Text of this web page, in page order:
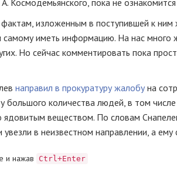
изложенным в поступившей к ним
иметь информацию. На нас много
Но сейчас комментировать пока
направил в прокуратуру жалобуна
большого количества людей, в том
веществом. По словам
в неизвестном направлении, а
и нажав Ctrl+Enter